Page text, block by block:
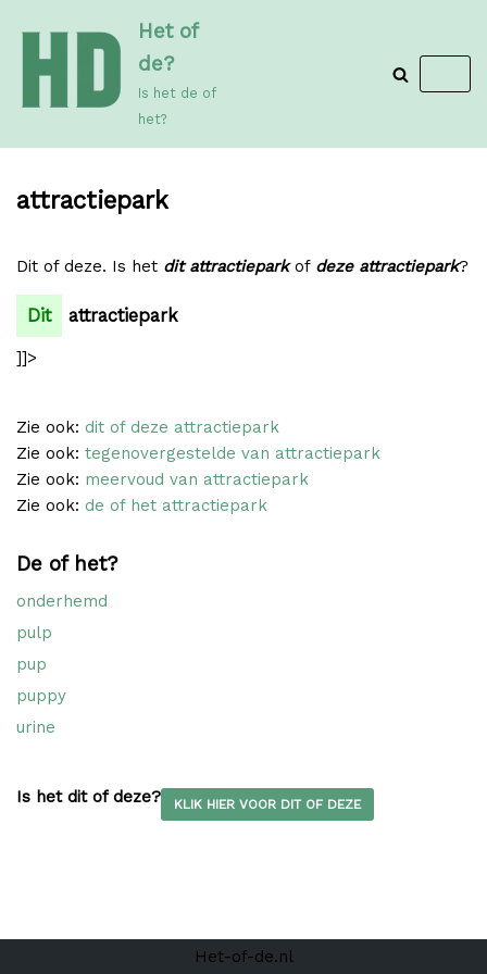
de
inhoud
Het of
de?
Is het de of
het?
attractiepark
Dit of deze. Is het dit attractieparkof deze attractiepark?
Dit attractiepark
]]>
Zie ook: dit of deze attractiepark
Zie ook: tegenovergestelde van attractiepark
Zie ook: meervoud van attractiepark
Zie ook: de of het attractiepark
De of het?
onderhemd
pulp
pup
puppy
urine
Is het dit of deze? KLIK HIER VOOR DIT OF DEZE
Het-of-de.nl